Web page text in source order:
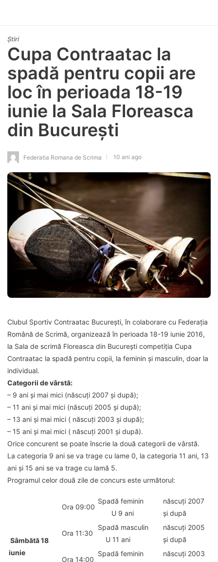
Știri
Cupa Contraatac la
spadă pentru copii are
loc în perioada 18-19
iunie la Sala Floreasca
din București
Federatia Romana de Scrima 10 ani ago
Clubul Sportiv Contraatac București, în colaborare cu Federația
Română de Scrimă, organizează în perioada 18-19 iunie 2016,
la Sala de scrimă Floreasca din București competiția Cupa
Contraatac la spadă pentru copii, la feminin și masculin, doar la
individual.
Categorii de vârstă:
– 9 ani și mai mici (născuți 2007 și după);
– 11 ani și mai mici (născuți 2005 și după);
– 13 ani și mai mici ( născuți 2003 și după);
– 15 ani și mai mici ( născuți 2001 și după).
Orice concurent se poate înscrie la două categorii de vârstă.
La categoria 9 ani se va trage cu lame 0, la categoria 11 ani, 13
ani și 15 ani se va trage cu lamă 5.
Programul celor două zile de concurs este următorul:
Sâmbătă 18
iunie
Ora 09:00
Spadă feminin
U 9 ani
născuți 2007
și după
Ora 11:30
Spadă masculin
U 11 ani
născuți 2005
și după
Ora 14:00
Spadă feminin
născuți 2003